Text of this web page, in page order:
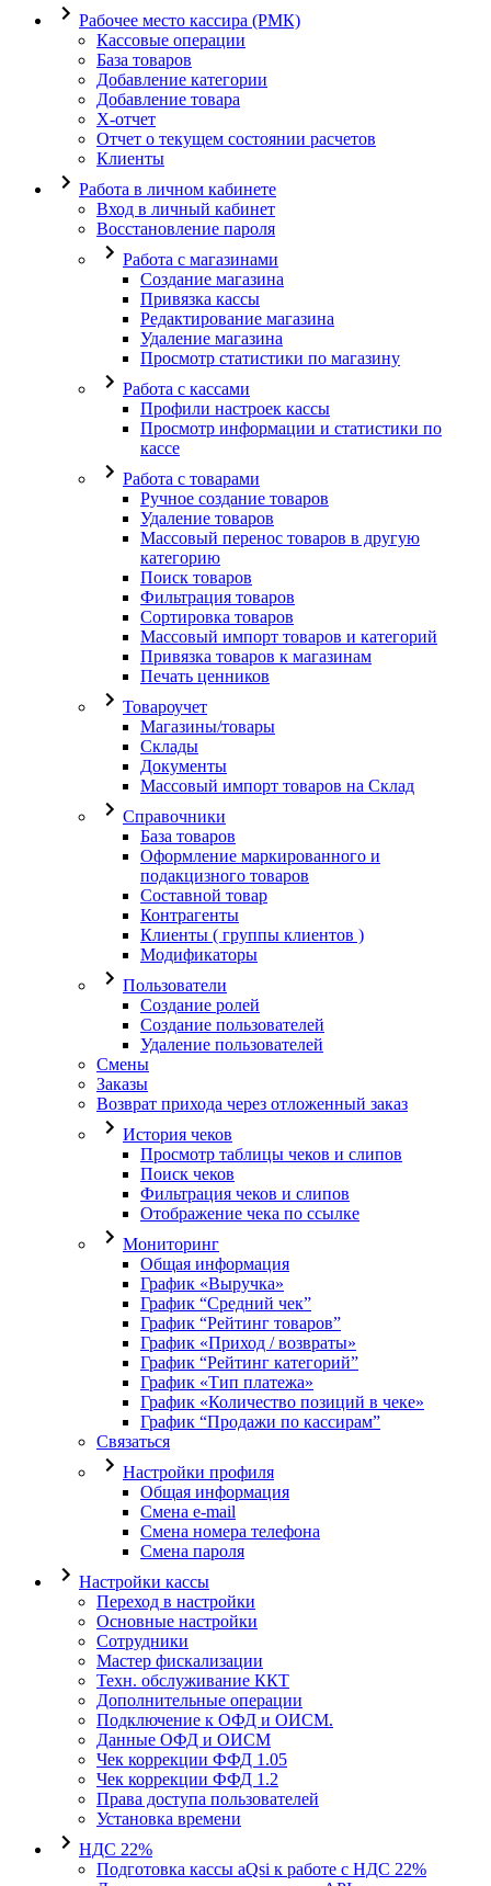
Рабочее место кассира (РМК)
Кассовые операции
База товаров
Добавление категории
Добавление товара
X-отчет
Отчет о текущем состоянии расчетов
Клиенты
Работа в личном кабинете
Вход в личный кабинет
Восстановление пароля
Работа с магазинами
Создание магазина
Привязка кассы
Редактирование магазина
Удаление магазина
Просмотр статистики по магазину
Работа с кассами
Профили настроек кассы
Просмотр информации и статистики по
кассе
Работа с товарами
Ручное создание товаров
Удаление товаров
Массовый перенос товаров в другую
категорию
Поиск товаров
Фильтрация товаров
Сортировка товаров
Массовый импорт товаров и категорий
Привязка товаров к магазинам
Печать ценников
Товароучет
Магазины/товары
Склады
Документы
Массовый импорт товаров на Склад
Справочники
База товаров
Оформление маркированного и
подакцизного товаров
Составной товар
Контрагенты
Клиенты ( группы клиентов )
Модификаторы
Пользователи
Создание ролей
Создание пользователей
Удаление пользователей
Смены
Заказы
Возврат прихода через отложенный заказ
История чеков
Просмотр таблицы чеков и слипов
Поиск чеков
Фильтрация чеков и слипов
Отображение чека по ссылке
Мониторинг
Общая информация
График «Выручка»
График “Средний чек”
График “Рейтинг товаров”
График «Приход / возвраты»
График “Рейтинг категорий”
График «Тип платежа»
График «Количество позиций в чеке»
График “Продажи по кассирам”
Связаться
Настройки профиля
Общая информация
Смена e-mail
Смена номера телефона
Смена пароля
Настройки кассы
Переход в настройки
Основные настройки
Сотрудники
Мастер фискализации
Техн. обслуживание ККТ
Дополнительные операции
Подключение к ОФД и ОИСМ.
Данные ОФД и ОИСМ
Чек коррекции ФФД 1.05
Чек коррекции ФФД 1.2
Права доступа пользователей
Установка времени
НДС 22%
Подготовка кассы aQsi к работе с НДС 22%